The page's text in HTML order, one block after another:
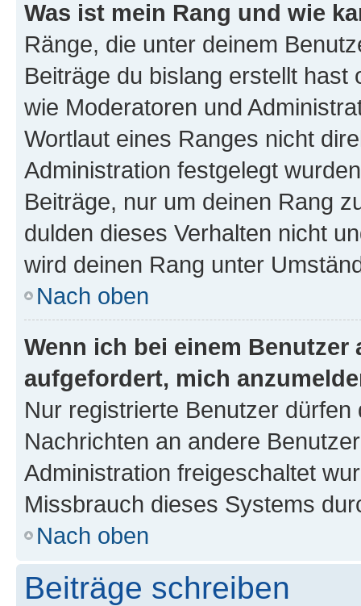
Was ist mein Rang und wie
Ränge, die unter deinem
Beiträge du bislang erstellt
wie Moderatoren und
Wortlaut eines Ranges nicht
Administration festgelegt
Beiträge, nur um deinen Rang
dulden dieses Verhalten nicht
wird deinen Rang unter
Nach oben
Wenn ich bei einem
aufgefordert, mich
Nur registrierte Benutzer
Nachrichten an andere
Administration freigeschaltet
Missbrauch dieses Systems
Nach oben
Beiträge schreiben